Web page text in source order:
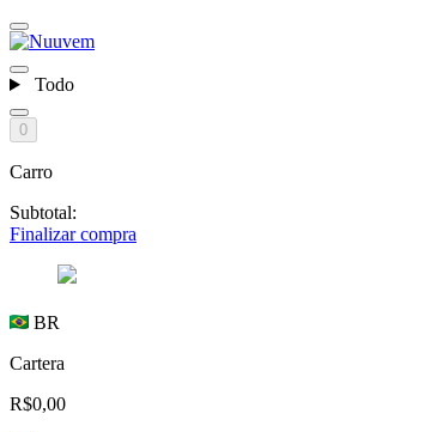
Todo
0
Carro
Subtotal:
Finalizar compra
BR
Cartera
R$0,00